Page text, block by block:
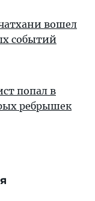
вошел
событий
попал в
ребрышек